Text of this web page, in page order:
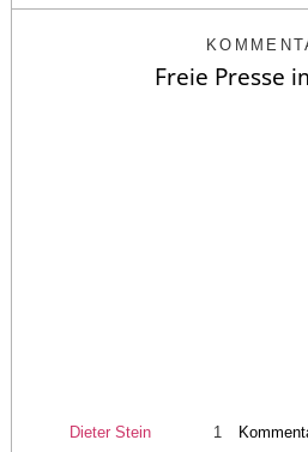
Freie Presse
Dieter Stein 1